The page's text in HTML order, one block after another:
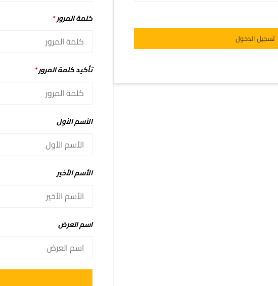
تسجيل الدخول
كلمة المرور*
تأكيد كلمة المرور*
الأسم الأول
الأسم الأخير
اسم العرض